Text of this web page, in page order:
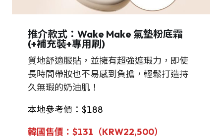
推介款式：Wake Make 氣墊粉底霜
(+補充裝+專用刷)
質地舒適服貼，並擁有超強遮瑕力，即使
長時間帶妝也不易感到負擔，輕鬆打造持
久無瑕的奶油肌！
本地參考價：$188
韓國售價：$131（KRW22,500）